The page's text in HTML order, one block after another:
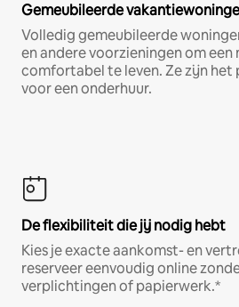
Gemeubileerde
Volledig gemeubileerde
en andere voorzieningen om een
comfortabel te leven. Ze zijn
voor een onderhuur.
De flexibiliteit die jij nodig hebt
Kies je exacte aankomst- en
reserveer eenvoudig online
verplichtingen of papierwerk.*